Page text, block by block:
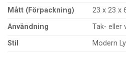
Mått (Förpackning)
23 x 23 x
Användning
Tak- eller
Stil
Modern